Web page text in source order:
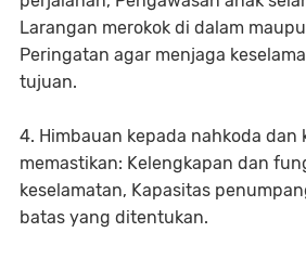
Larangan merokok di dalam
Peringatan agar menjaga
tujuan.
4. Himbauan kepada nahkoda dan
memastikan: Kelengkapan dan
keselamatan, Kapasitas
batas yang ditentukan.